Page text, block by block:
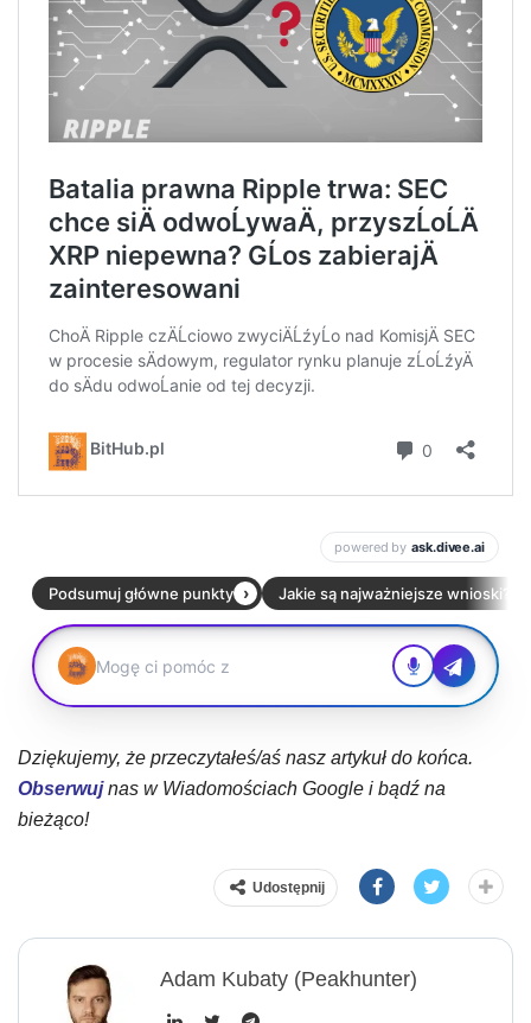
Dziękujemy, że przeczytałeś/aś nasz artykuł do końca.
Obserwujnas w Wiadomościach Google i bądź na
bieżąco!
Udostępnij
Adam Kubaty (peakhunter)